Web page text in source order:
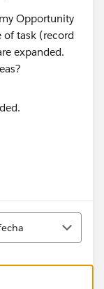
Opportunity
of task (record
expanded.